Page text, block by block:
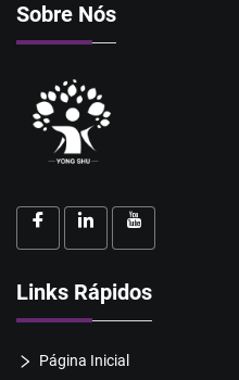
Sobre Nós
Links Rápidos
Página Inicial